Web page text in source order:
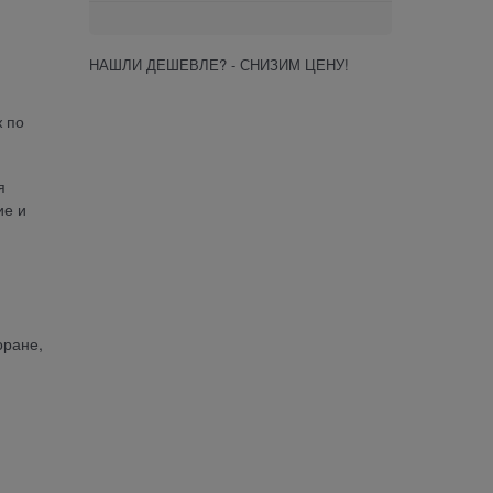
по
и
НАШЛИ ДЕШЕВЛЕ? - СНИЗИМ ЦЕНУ!